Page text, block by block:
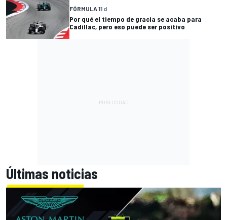
FÓRMULA 11 d
Por qué el tiempo de gracia se acaba para
Cadillac, pero eso puede ser positivo
Últimas noticias